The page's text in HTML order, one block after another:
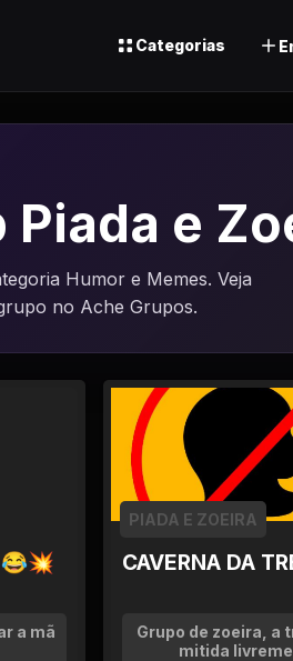
Categorias
e
Humor e Memes. Veja
no Ache Grupos.
😂💥
a mã
CAVERNA DA
PIADA E ZOEIRA
Grupo de zoeira, a
mitida